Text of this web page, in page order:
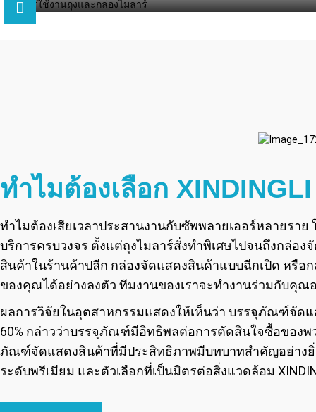
ทำไมต้องเลือก XINDINGLI
ทำไมต้องเสียเวลาประสานงานกับซัพพลายเออร์หลายรา
บริการครบวงจร ตั้งแต่ถุงไมลาร์สั่งทำพิเศษไปจนถึงกล่อ
สินค้าในร้านค้าปลีก กล่องจัดแสดงสินค้าแบบฉีกเปิด ห
ของคุณได้อย่างลงตัว ทีมงานของเราจะทำงานร่วมกับ
ผลการวิจัยในอุตสาหกรรมแสดงให้เห็นว่า บรรจุภัณฑ์จัด
60% กล่าวว่าบรรจุภัณฑ์มีอิทธิพลต่อการตัดสินใจซื้อของพ
ภัณฑ์จัดแสดงสินค้าที่มีประสิทธิภาพมีบทบาทสำคัญอย่าง
ระดับพรีเมียม และตัวเลือกที่เป็นมิตรต่อสิ่งแวดล้อม